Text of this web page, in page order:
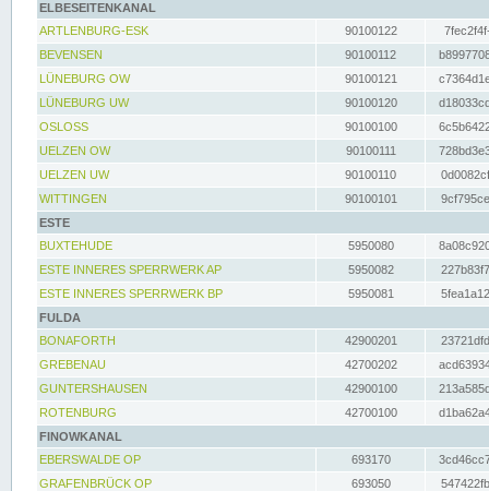
ELBESEITENKANAL
ARTLENBURG-ESK
90100122
BEVENSEN
90100112
LÜNEBURG OW
90100121
LÜNEBURG UW
90100120
OSLOSS
90100100
UELZEN OW
90100111
UELZEN UW
90100110
WITTINGEN
90100101
ESTE
BUXTEHUDE
5950080
ESTE INNERES SPERRWERK AP
5950082
ESTE INNERES SPERRWERK BP
5950081
FULDA
BONAFORTH
42900201
GREBENAU
42700202
GUNTERSHAUSEN
42900100
ROTENBURG
42700100
FINOWKANAL
EBERSWALDE OP
693170
GRAFENBRÜCK OP
693050